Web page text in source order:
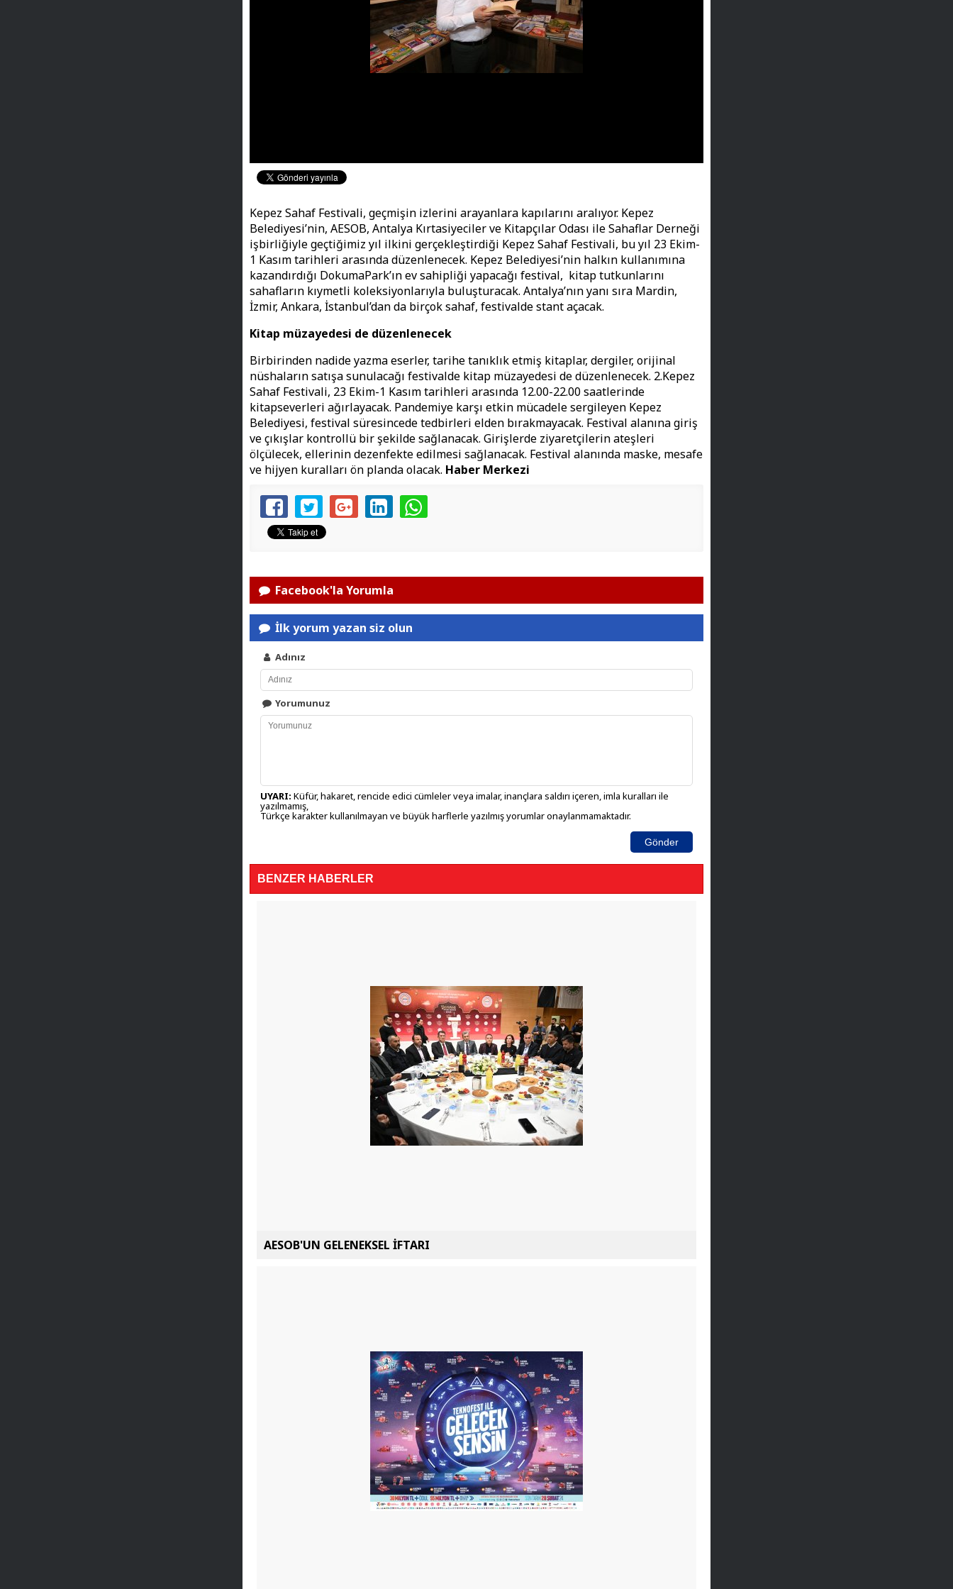
Kepez Sahaf Festivali, geçmişin izlerini arayanlara kapılarını aralıyor. Kepez
Belediyesi’nin, AESOB, Antalya Kırtasiyeciler ve Kitapçılar Odası ile Sahaflar Derneği
işbirliğiyle geçtiğimiz yıl ilkini gerçekleştirdiği Kepez Sahaf Festivali, bu yıl 23 Ekim-
1 Kasım tarihleri arasında düzenlenecek. Kepez Belediyesi’nin halkın kullanımına
kazandırdığı DokumaPark’ın ev sahipliği yapacağı festival, kitap tutkunlarını
sahafların kıymetli koleksiyonlarıyla buluşturacak. Antalya’nın yanı sıra Mardin,
İzmir, Ankara, İstanbul’dan da birçok sahaf, festivalde stant açacak.
Kitap müzayedesi de düzenlenecek
Birbirinden nadide yazma eserler, tarihe tanıklık etmiş kitaplar, dergiler, orijinal
nüshaların satışa sunulacağı festivalde kitap müzayedesi de düzenlenecek. 2.Kepez
Sahaf Festivali, 23 Ekim-1 Kasım tarihleri arasında 12.00-22.00 saatlerinde
kitapseverleri ağırlayacak. Pandemiye karşı etkin mücadele sergileyen Kepez
Belediyesi, festival süresincede tedbirleri elden bırakmayacak. Festival alanına giriş
ve çıkışlar kontrollü bir şekilde sağlanacak. Girişlerde ziyaretçilerin ateşleri
ölçülecek, ellerinin dezenfekte edilmesi sağlanacak. Festival alanında maske, mesafe
ve hijyen kuralları ön planda olacak. Haber Merkezi
Facebook'la Yorumla
İlk yorum yazan siz olun
Adınız
Yorumunuz
UYARI: Küfür, hakaret, rencide edici cümleler veya imalar, inançlara saldırı içeren, imla kuralları ile
yazılmamış,
Türkçe karakter kullanılmayan ve büyük harflerle yazılmış yorumlar onaylanmamaktadır.
Gönder
BENZER HABERLER
AESOB'UN GELENEKSEL İFTARI